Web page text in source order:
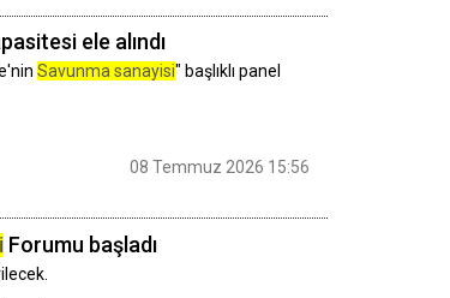
ele alındı
Savunma sanayisi" başlıklı panel
08 Temmuz 2026 15:56
Forumu başladı